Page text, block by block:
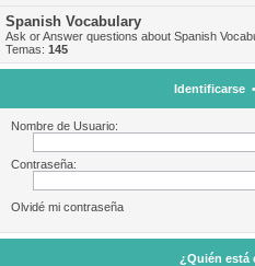
Spanish Vocabulary
Ask or Answer questions about Spanish
Temas: 145
Identificarse•
Nombre de Usuario:
Contraseña:
Olvidé mi contraseña
¿Quién está